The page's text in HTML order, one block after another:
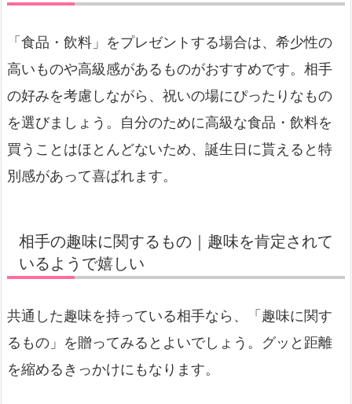
「食品・飲料」をプレゼントする場合は、希少性の
高いものや高級感があるものがおすすめです。相手
の好みを考慮しながら、祝いの場にぴったりなもの
を選びましょう。自分のために高級な食品・飲料を
買うことはほとんどないため、誕生日に貰えると特
別感があって喜ばれます。
相手の趣味に関するもの｜趣味を肯定されて
いるようで嬉しい
共通した趣味を持っている相手なら、「趣味に関す
るもの」を贈ってみるとよいでしょう。グッと距離
を縮めるきっかけにもなります。